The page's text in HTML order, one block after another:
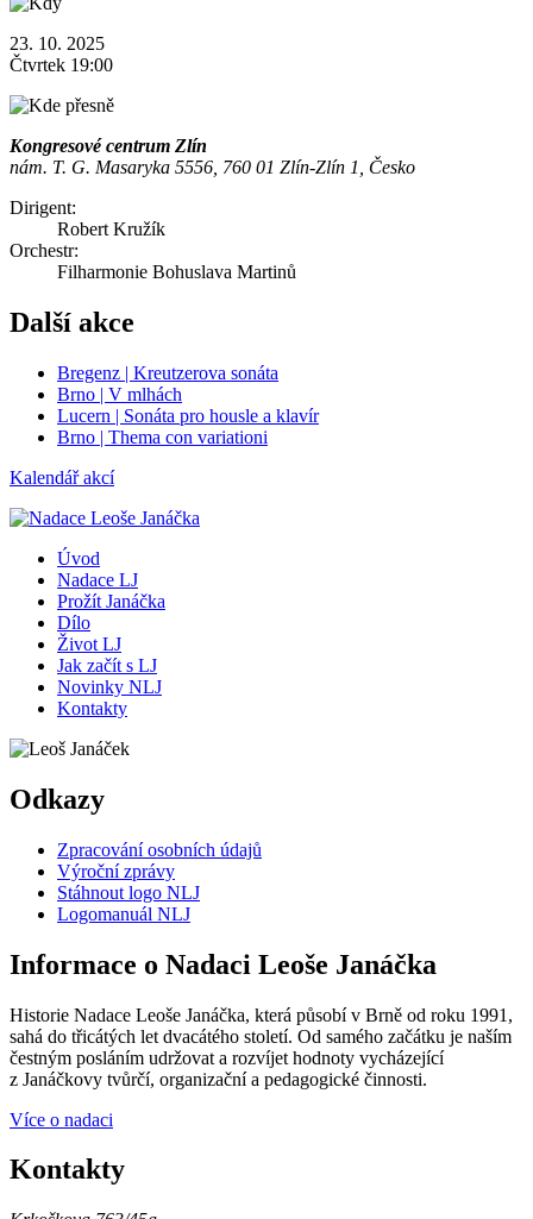
23. 10. 2025
Čtvrtek 19:00
Kongresové centrum Zlín
nám. T. G. Masaryka 5556, 760 01 Zlín-Zlín 1, Česko
Dirigent:
Robert Kružík
Orchestr:
Filharmonie Bohuslava Martinů
Další akce
Bregenz | Kreutzerova sonáta
Brno | V mlhách
Lucern | Sonáta pro housle a klavír
Brno | Thema con variationi
Kalendář akcí
Úvod
Nadace LJ
Prožít Janáčka
Dílo
Život LJ
Jak začít s LJ
Novinky NLJ
Kontakty
Odkazy
Zpracování osobních údajů
Výroční zprávy
Stáhnout logo NLJ
Logomanuál NLJ
Informace o Nadaci Leoše Janáčka
Historie Nadace Leoše Janáčka, která působí v Brně od roku 1991,
sahá do třicátých let dvacátého století. Od samého začátku je naším
čestným posláním udržovat a rozvíjet hodnoty vycházející
z Janáčkovy tvůrčí, organizační a pedagogické činnosti.
Více o nadaci
Kontakty